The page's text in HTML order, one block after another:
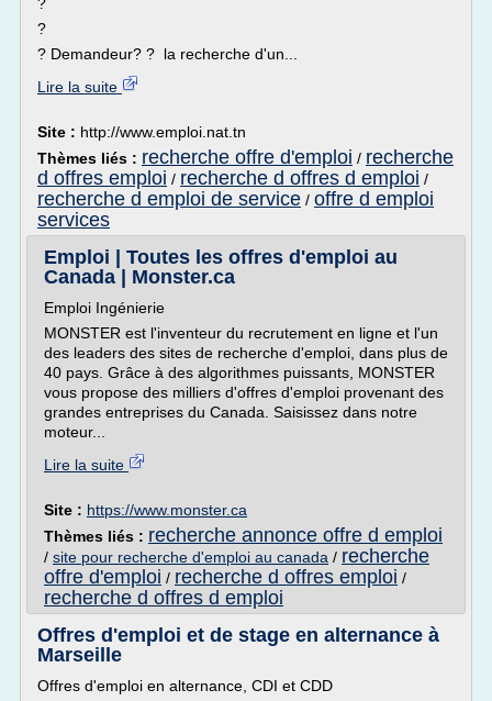
?
? Demandeur? ? la recherche d'un...
Lire la suite
Site : http://www.emploi.nat.tn
Thèmes liés : recherche offre d'emploi / recherche
d offres emploi / recherche d offres d emploi /
recherche d emploi de service / offre d emploi
services
Emploi | Toutes les offres d'emploi au
Canada | Monster.ca
Emploi Ingénierie
MONSTER est l'inventeur du recrutement en ligne et l'un
des leaders des sites de recherche d'emploi, dans plus de
40 pays. Grâce à des algorithmes puissants, MONSTER
vous propose des milliers d'offres d'emploi provenant des
grandes entreprises du Canada. Saisissez dans notre
moteur...
Lire la suite
Site : https://www.monster.ca
Thèmes liés : recherche annonce offre d emploi
/ site pour recherche d'emploi au canada / recherche
offre d'emploi / recherche d offres emploi /
recherche d offres d emploi
Offres d'emploi et de stage en alternance à
Marseille
Offres d'emploi en alternance, CDI et CDD